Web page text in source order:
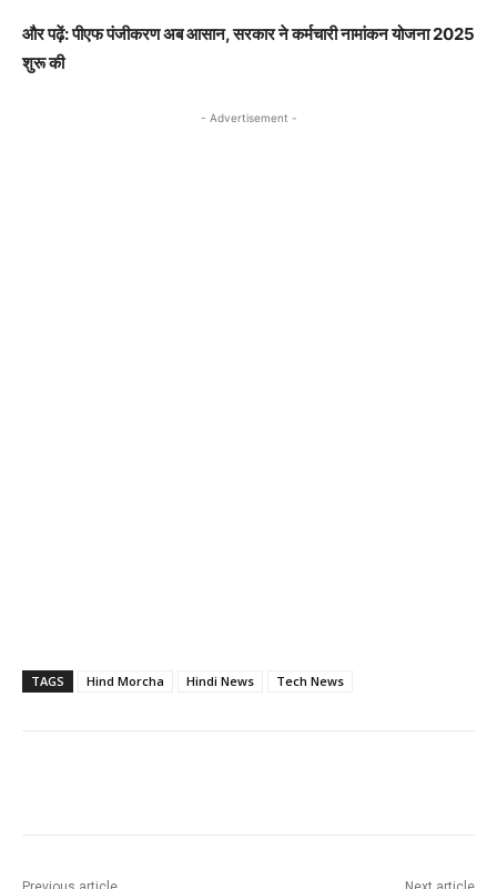
और पढ़ें: पीएफ पंजीकरण अब आसान, सरकार ने कर्मचारी नामांकन योजना 2025
शुरू की
- Advertisement -
TAGS Hind Morcha Hindi News Tech News